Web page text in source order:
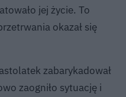
jej życie. To
okazał się
zabarykadował
zaogniło sytuację i